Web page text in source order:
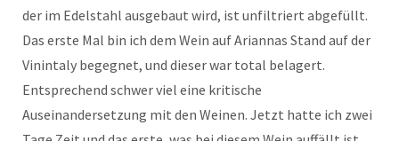
der im Edelstahl ausgebaut wird, ist unfiltriert abgefüllt.
Das erste Mal bin ich dem Wein auf Ariannas Stand auf der
Vinintaly begegnet, und dieser war total belagert.
Entsprechend schwer viel eine kritische
Auseinandersetzung mit den Weinen. Jetzt hatte ich zwei